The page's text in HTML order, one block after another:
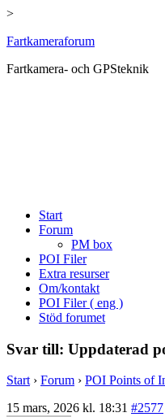
>
Hoppa
innehåll
Fartkameraforum
Fartkamera- och GPSteknik
Start
Forum
PM box
POI Filer
Extra resurser
Om/kontakt
POI Filer ( eng )
Stöd forumet
Svar till: Uppdaterad
Start › Forum › POI Points of
15 mars, 2026 kl. 18:31 #2577